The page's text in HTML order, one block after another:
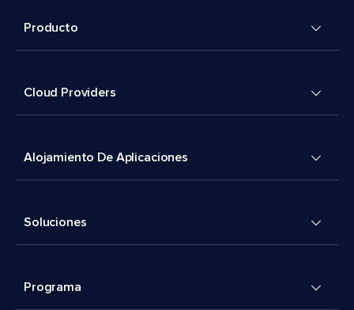
Producto
Cloud Providers
Alojamiento De Aplicaciones
Soluciones
Programa